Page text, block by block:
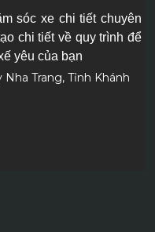
sóc xe chi tiết chuyên
chi tiết về quy trình để
yêu của bạn
Trang, Tỉnh Khánh